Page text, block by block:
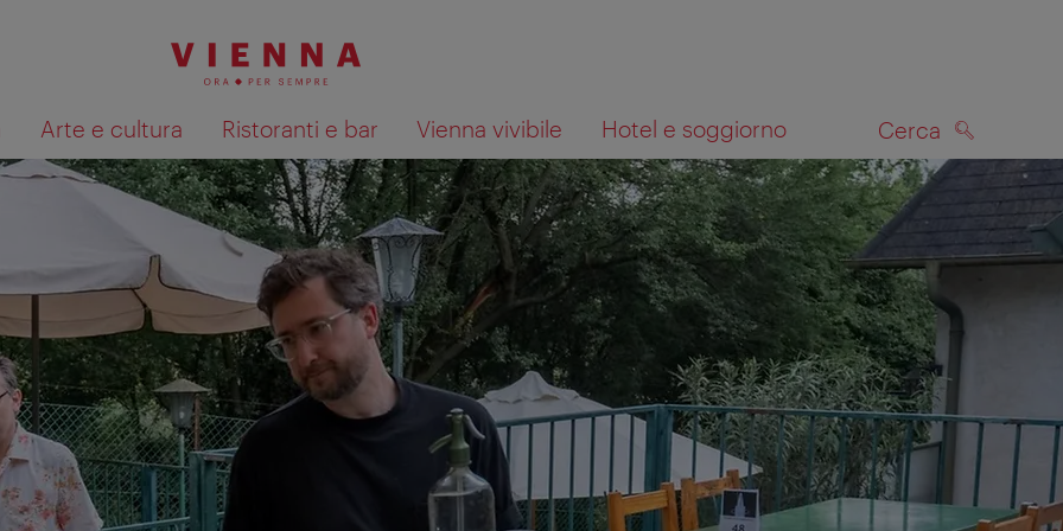
Arte e cultura Ristoranti e bar Vienna vivibile Hotel e soggiorno Cerca
Mostra i risultati della ricerca sulla mappa CERCA